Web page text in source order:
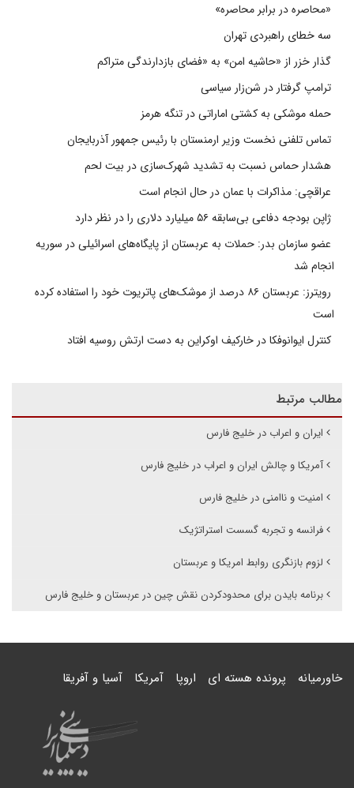
«محاصره در برابر محاصره»
سه خطای راهبردی تهران
گذار خزر از «حاشیه امن» به «فضای بازدارندگی متراکم
ترامپ گرفتار در شن‌زار سیاسی
حمله موشکی به کشتی اماراتی در تنگه هرمز
تماس تلفنی نخست وزیر ارمنستان با رئیس جمهور آذربایجان
هشدار حماس نسبت به تشدید شهرک‌سازی در بیت‌ لحم
عراقچی: مذاکرات با عمان در حال انجام است
ژاپن بودجه دفاعی بی‌سابقه ۵۶ میلیارد دلاری را در نظر دارد
عضو سازمان بدر: حملات به عربستان از پایگاه‌های اسرائیلی در سوریه
انجام شد
رویترز: عربستان ۸۶ درصد از موشک‌های پاتریوت خود را استفاده کرده
است
کنترل ایوانوفکا در خارکیف اوکراین به دست ارتش روسیه افتاد
مطالب مرتبط
ایران و اعراب در خلیج فارس
آمریکا و چالش ایران و اعراب در خلیج فارس
امنیت و ناامنی در خلیج فارس
فرانسه و تجربه گسست استراتژیک
لزوم بازنگری روابط امریکا و عربستان
برنامه بایدن برای محدودکردن نقش چین در عربستان و خلیج فارس
خاورمیانه پرونده هسته ای اروپا آمریکا آسیا و آفریقا